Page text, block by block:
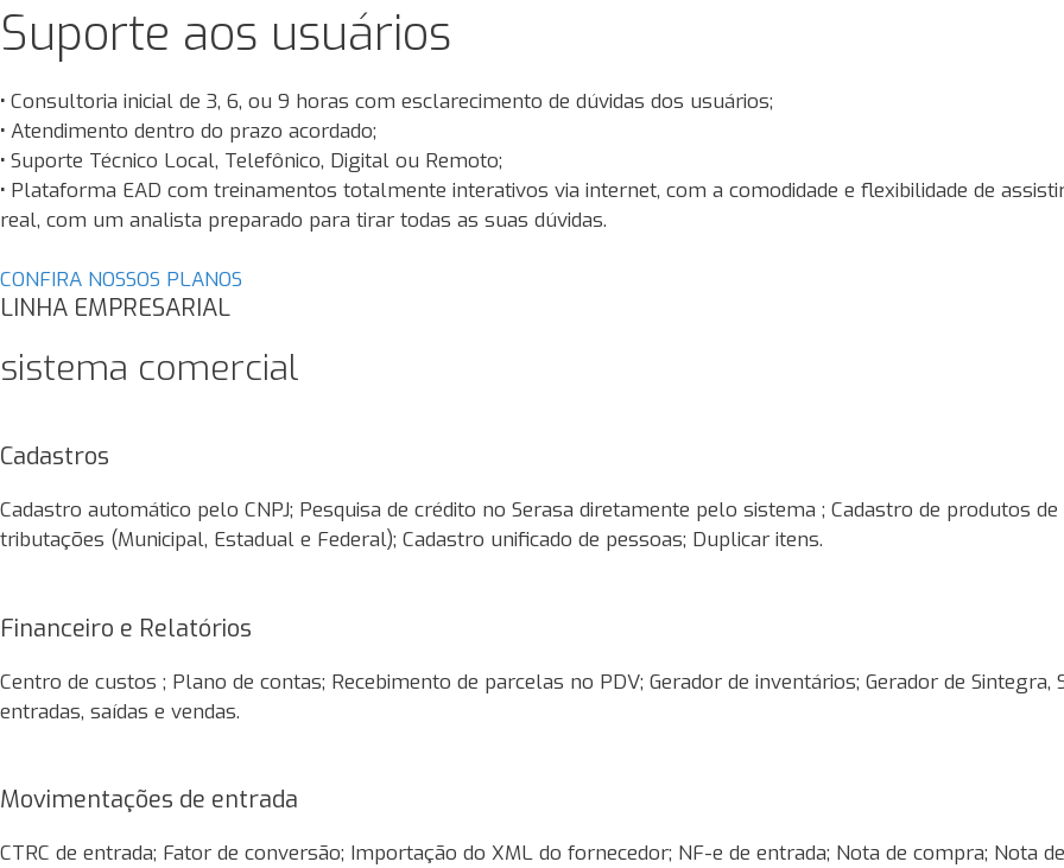
Suporte aos usuários
• Consultoria inicial de 3, 6, ou 9 horas com esclarecimento de dúvidas dos usuários;
• Atendimento dentro do prazo acordado;
• Suporte Técnico Local, Telefônico, Digital ou Remoto;
• Plataforma EAD com treinamentos totalmente interativos via internet, com a comodidade e flexibilidade de
real, com um analista preparado para tirar todas as suas dúvidas.
CONFIRA NOSSOS PLANOS
LINHA EMPRESARIAL
sistema comercial
Cadastros
Cadastro automático pelo CNPJ; Pesquisa de crédito no Serasa diretamente pelo sistema ; Cadastro de produtos
tributações (Municipal, Estadual e Federal); Cadastro unificado de pessoas; Duplicar itens.
Financeiro e Relatórios
Centro de custos ; Plano de contas; Recebimento de parcelas no PDV; Gerador de inventários; Gerador de
entradas, saídas e vendas.
Movimentações de entrada
CTRC de entrada; Fator de conversão; Importação do XML do fornecedor; NF-e de entrada; Nota de compra; Nota